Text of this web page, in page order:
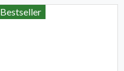
Bestseller